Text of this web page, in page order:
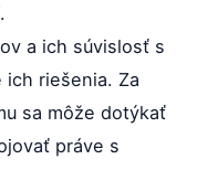
a ich súvislosť s
riešenia. Za
sa môže dotýkať
práve s